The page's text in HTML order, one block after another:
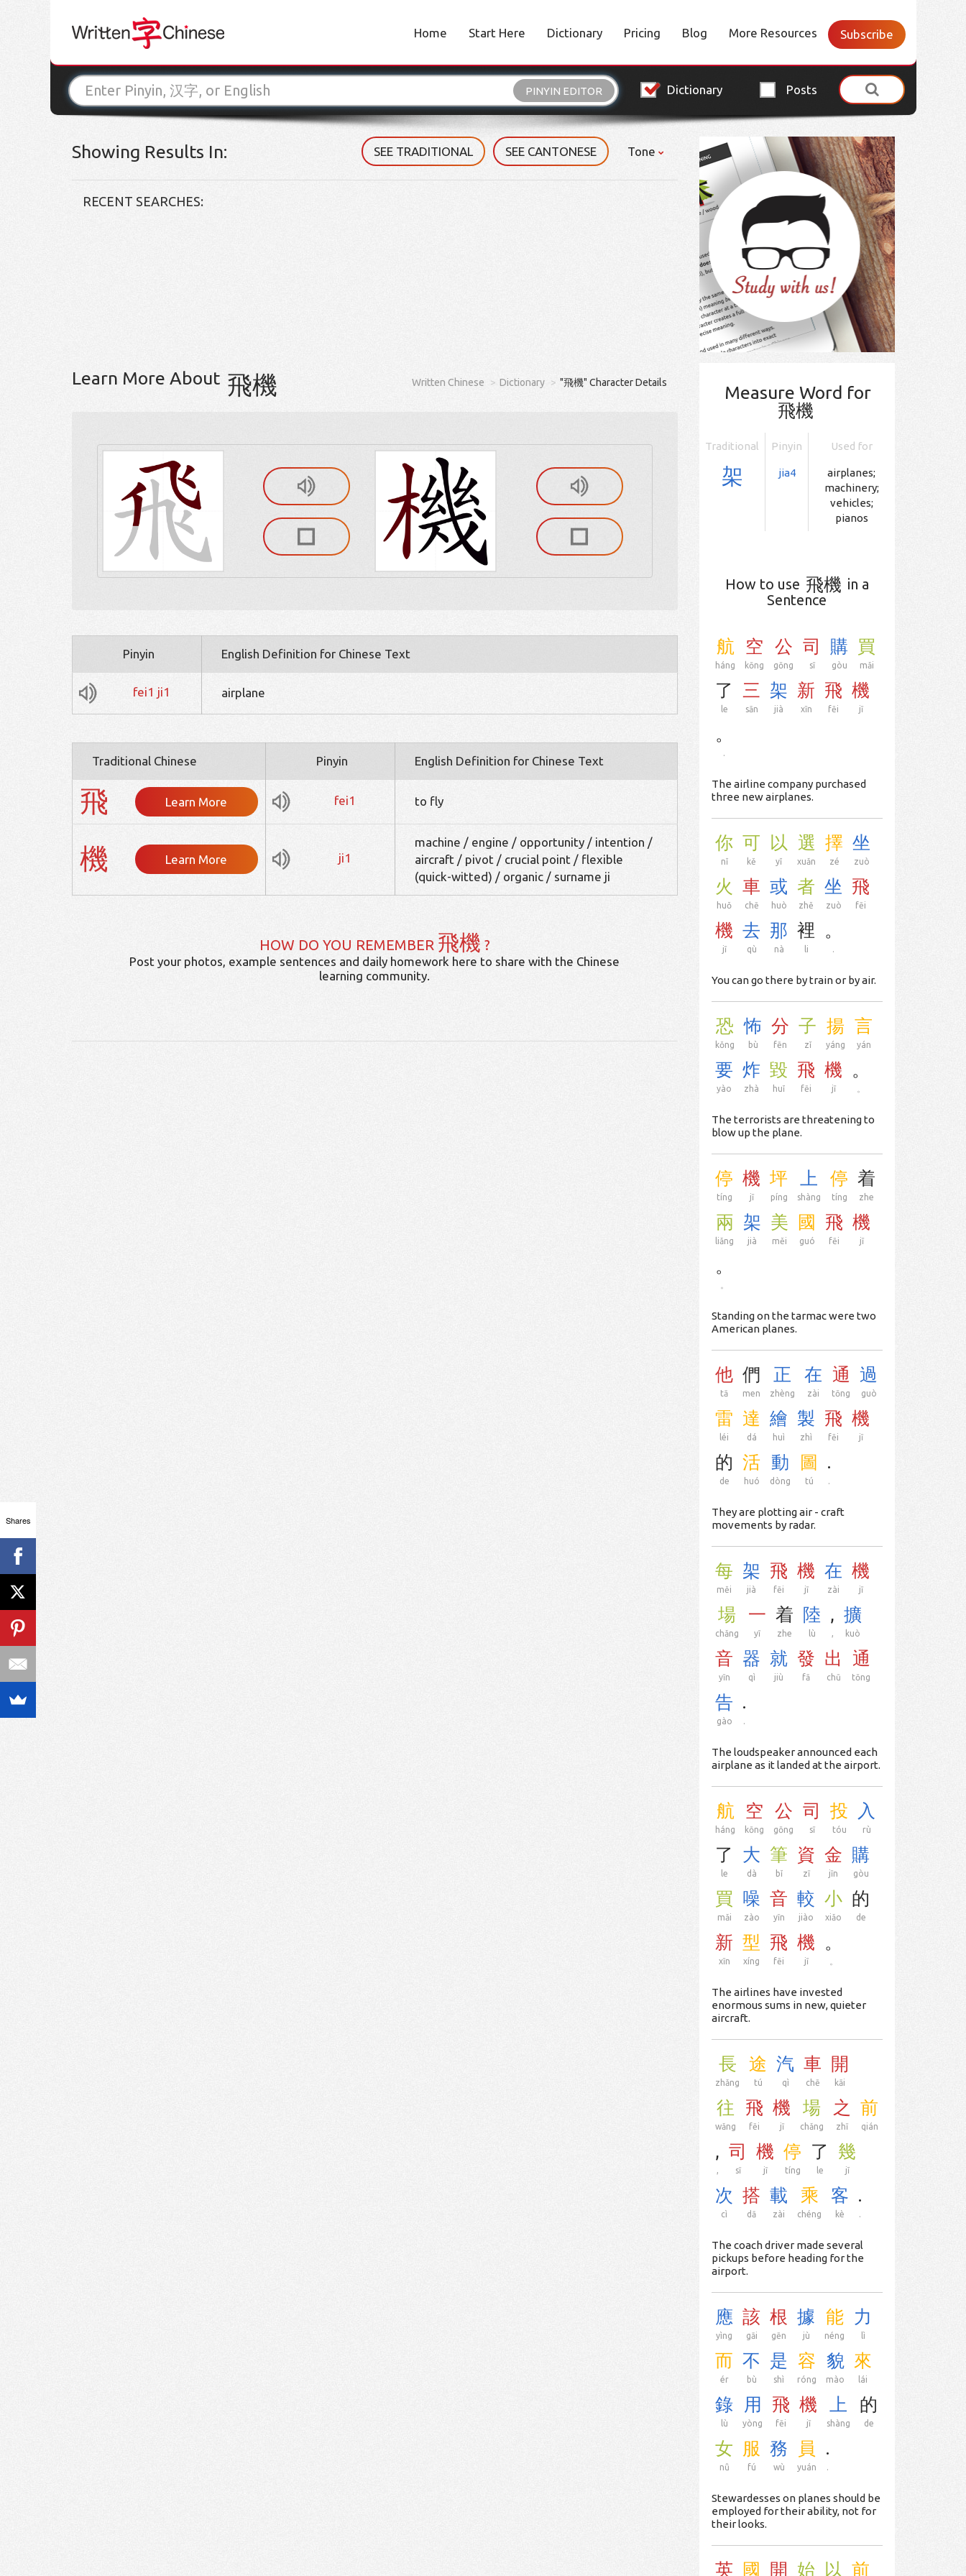
Home Start Here Dictionary Pricing Blog More Resources Subscribe
PINYIN EDITOR Dictionary Posts
Showing Results In: SEE TRADITIONAL SEE CANTONESE Tone
RECENT SEARCHES:
Learn More About 飛機 Written Chinese Dictionary "飛機" Character Details
Pinyin English Definition for Chinese Text
fei1 ji1 airplane
Traditional Chinese Pinyin English Definition for Chinese Text
飛 Learn More fei1 to fly
機 Learn More ji1
machine / engine / opportunity / intention /
aircraft / pivot / crucial point / flexible
(quick-witted) / organic / surname ji
HOW DO YOU REMEMBER 飛機 ?
Post your photos, example sentences and daily homework here to share with the Chinese
learning community.
Measure Word for
飛機
Traditional Pinyin Used for
架 jia4
airplanes;
machinery;
vehicles;
pianos
How to use 飛機 in a
Sentence
航
háng
空
kōng
公
gōng
司
sī
購
gòu
買
mǎi
了
le
三
sān
架
jià
新
xīn
飛
fēi
機
jī
。
.
The airline company purchased
three new airplanes.
你
nǐ
可
kě
以
yǐ
選
xuǎn
擇
zé
坐
zuò
火
huǒ
車
chē
或
huò
者
zhě
坐
zuò
飛
fēi
機
jī
去
qù
那
nà
裡
li
。
.
You can go there by train or by air.
恐
kǒng
怖
bù
分
fēn
子
zǐ
揚
yáng
言
yán
要
yào
炸
zhà
毀
huǐ
飛
fēi
機
jī
。
The terrorists are threatening to
blow up the plane.
停
tíng
機
jī
坪
píng
上
shàng
停
tíng
着
zhe
兩
liǎng
架
jià
美
měi
國
guó
飛
fēi
機
jī
。
Standing on the tarmac were two
American planes.
他
tā
們
men
正
zhèng
在
zài
通
tōng
過
guò
雷
léi
達
dá
繪
huì
製
zhì
飛
fēi
機
jī
的
de
活
huó
動
dòng
圖
tú
.
.
They are plotting air - craft
movements by radar.
每
měi
架
jià
飛
fēi
機
jī
在
zài
機
jī
場
chǎng
一
yī
着
zhe
陸
lù
,
,
擴
kuò
音
yīn
器
qì
就
jiù
發
fā
出
chū
通
tōng
告
gào
.
.
The loudspeaker announced each
airplane as it landed at the airport.
航
háng
空
kōng
公
gōng
司
sī
投
tóu
入
rù
了
le
大
dà
筆
bǐ
資
zī
金
jīn
購
gòu
買
mǎi
噪
zào
音
yīn
較
jiào
小
xiǎo
的
de
新
xīn
型
xíng
飛
fēi
機
jī
。
The airlines have invested
enormous sums in new, quieter
aircraft.
長
zhǎng
途
tú
汽
qì
車
chē
開
kāi
往
wǎng
飛
fēi
機
jī
場
chǎng
之
zhī
前
qián
,
,
司
sī
機
jī
停
tíng
了
le
幾
jǐ
次
cì
搭
dā
載
zài
乘
chéng
客
kè
.
.
The coach driver made several
pickups before heading for the
airport.
應
yìng
該
gāi
根
gēn
據
jù
能
néng
力
lì
而
ér
不
bù
是
shì
容
róng
貌
mào
來
lái
錄
lù
用
yòng
飛
fēi
機
jī
上
shàng
的
de
女
nǚ
服
fú
務
wù
員
yuán
.
.
Stewardesses on planes should be
employed for their ability, not for
their looks.
英 國 開 始 以 前
Shares